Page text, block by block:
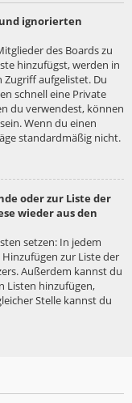
ignorierten
des Boards zu
hinzufügst, werden in
Zugriff aufgelistet. Du
schnell eine Private
du verwendest, können
Wenn du einen
standardmäßig nicht.
oder zur Liste der
wieder aus den
setzen: In jedem
zur Liste der
Außerdem kannst du
Listen hinzufügen,
Stelle kannst du